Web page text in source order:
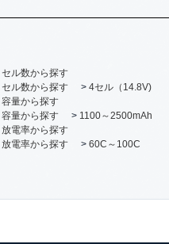
セル数から探す
セル数から探す > 4セル（14.8V)
容量から探す
容量から探す > 1100～2500mAh
放電率から探す
放電率から探す > 60C～100C